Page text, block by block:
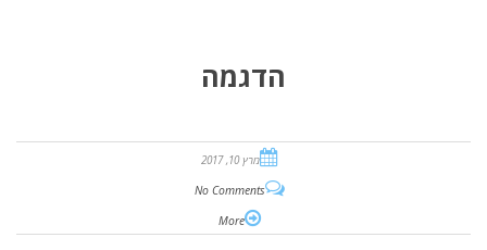
הדגמה
מרץ 10, 2017
No Comments
More